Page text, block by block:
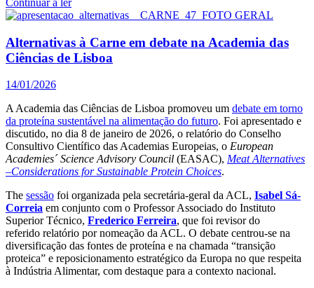
Continuar a ler
Alternativas à Carne em debate na Academia das
Ciências de Lisboa
14/01/2026
A Academia das Ciências de Lisboa promoveu um debate em torno
da proteína sustentável na alimentação do futuro. Foi apresentado e
discutido, no dia 8 de janeiro de 2026, o relatório do Conselho
Consultivo Científico das Academias Europeias, o European
Academies´ Science Advisory Council (EASAC), Meat Alternatives
–Considerations for Sustainable Protein Choices.
The sessão foi organizada pela secretária-geral da ACL, Isabel Sá-
Correia em conjunto com o Professor Associado do Instituto
Superior Técnico, Frederico Ferreira, que foi revisor do
referido relatório por nomeação da ACL. O debate centrou-se na
diversificação das fontes de proteína e na chamada “transição
proteica” e reposicionamento estratégico da Europa no que respeita
à Indústria Alimentar, com destaque para a contexto nacional.